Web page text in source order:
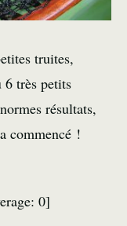
truites,
6 très petits
résultats,
commencé !
0]